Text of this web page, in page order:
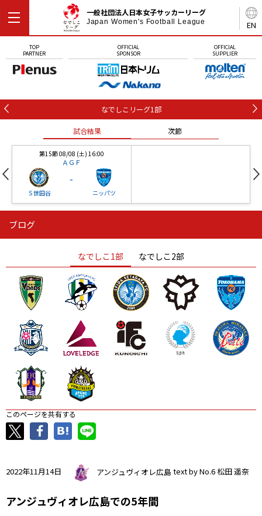
EN
一般社団法人日本女子サッカーリーグ
Japan Women's Football League
TOP
PARTNER
OFFICIAL
SPONSOR
OFFICIAL
SUPPLIER
なでしこリーグ1部
試合結果 次節
第15節 08/08 (土) 16:00
ＡＧＦ
Ｓ世田谷
-
ニッパツ
ニッパツ
ニッパツ 名古屋
石人の星
静岡 愛媛Ｌ
ブログ
なでしこ1部 なでしこ2部
このページを共有する
2022年11月14日 アンジュヴィオレ広島text by No.6 松田 遥奈
アンジュヴィオレ広島での5年間